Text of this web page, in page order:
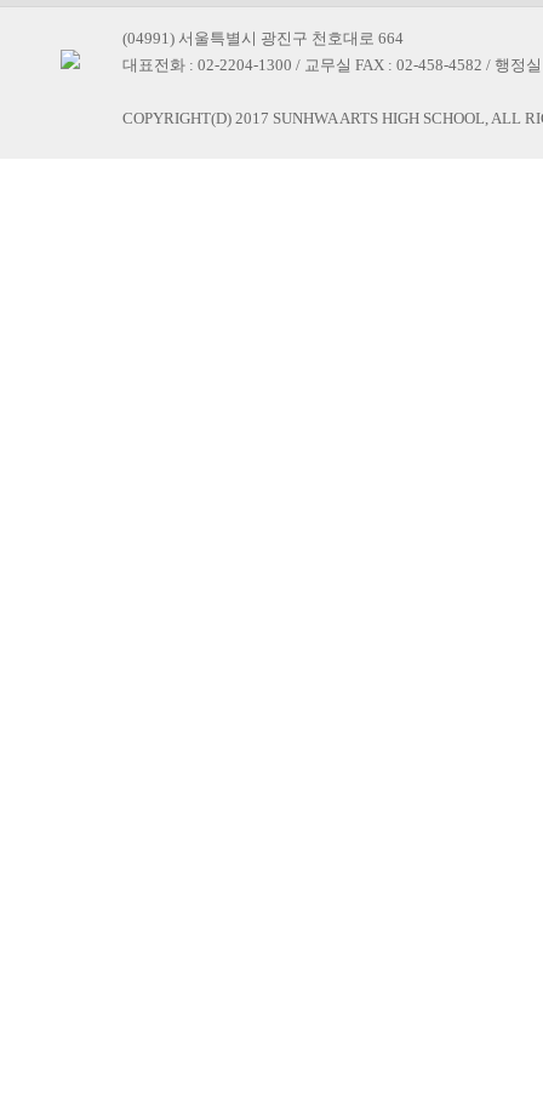
(04991) 서울특별시 광진구 천호대로 664
대표전화 : 02-2204-1300 / 교무실 FAX : 02-458-4582 / 행정
COPYRIGHT(D) 2017 SUNHWA ARTS HIGH SCHOOL, ALL